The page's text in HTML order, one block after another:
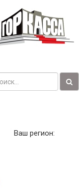
Ваш регион: